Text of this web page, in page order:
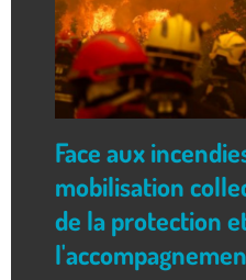
Face aux
mobilisation
de la protection